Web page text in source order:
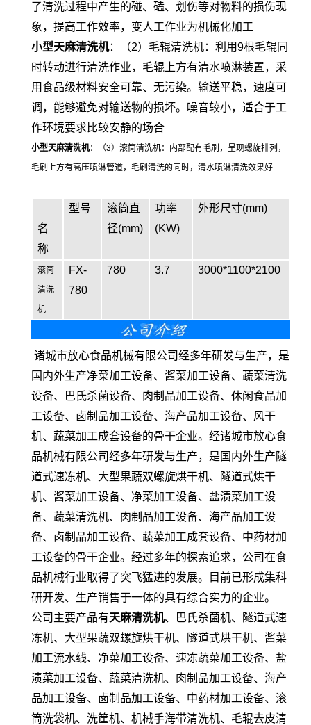
了清洗过程中产生的碰、磕、划伤等对物料的损伤现
象，提高工作效率，变人工作业为机械化加工
小型天麻清洗机：（2）毛辊清洗机：利用9根毛辊同
时转动进行清洗作业，毛辊上方有清水喷淋装置，采
用食品级材料安全可靠、无污染。输送平稳，速度可
调，能够避免对输送物的损坏。噪音较小，适合于工
作环境要求比较安静的场合
小型天麻清洗机：（3）滚筒清洗机：内部配有毛刷，呈现螺旋排列，
毛刷上方有高压喷淋管道，毛刷清洗的同时，清水喷淋清洗效果好
名
称
型号
滚筒直
径(mm)
功率
(KW)
外形尺寸(mm)
滚筒
清洗
机
FX-
780
780 3.7 3000*1100*2100
诸城市放心食品机械有限公司经多年研发与生产，是
国内外生产净菜加工设备、酱菜加工设备、蔬菜清洗
设备、巴氏杀菌设备、肉制品加工设备、休闲食品加
工设备、卤制品加工设备、海产品加工设备、风干
机、蔬菜加工成套设备的骨干企业。经诸城市放心食
品机械有限公司经多年研发与生产，是国内外生产隧
道式速冻机、大型果蔬双螺旋烘干机、隧道式烘干
机、酱菜加工设备、净菜加工设备、盐渍菜加工设
备、蔬菜清洗机、肉制品加工设备、海产品加工设
备、卤制品加工设备、蔬菜加工成套设备、中药材加
工设备的骨干企业。经过多年的探索追求，公司在食
品机械行业取得了突飞猛进的发展。目前已形成集科
研开发、生产销售于一体的具有综合实力的企业。
公司主要产品有天麻清洗机、巴氏杀菌机、隧道式速
冻机、大型果蔬双螺旋烘干机、隧道式烘干机、酱菜
加工流水线、净菜加工设备、速冻蔬菜加工设备、盐
渍菜加工设备、蔬菜清洗机、肉制品加工设备、海产
品加工设备、卤制品加工设备、中药材加工设备、滚
筒洗袋机、洗筐机、机械手海带清洗机、毛辊去皮清